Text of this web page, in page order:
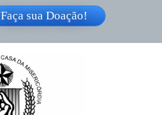
Faça sua Doação!